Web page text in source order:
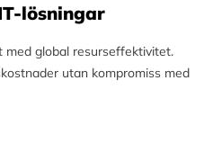
lösningar
med global resurseffektivitet.
utan kompromiss med